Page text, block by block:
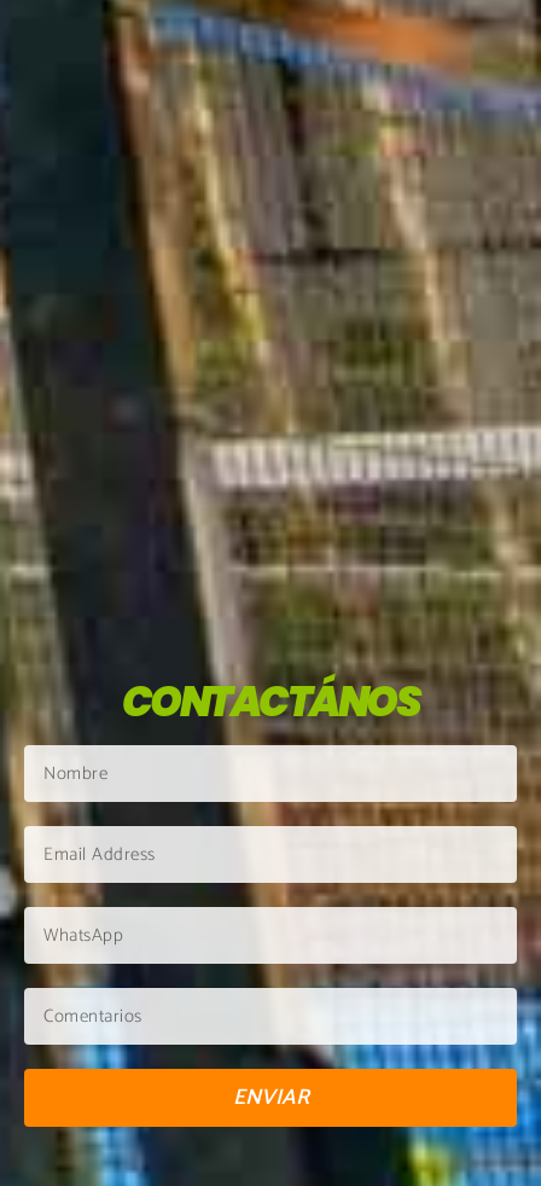
CONTACTÁNOS
ENVIAR